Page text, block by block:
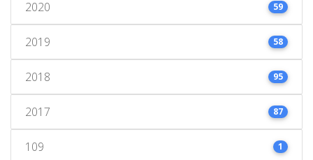
2020 59
2019 58
2018 95
2017 87
109 1